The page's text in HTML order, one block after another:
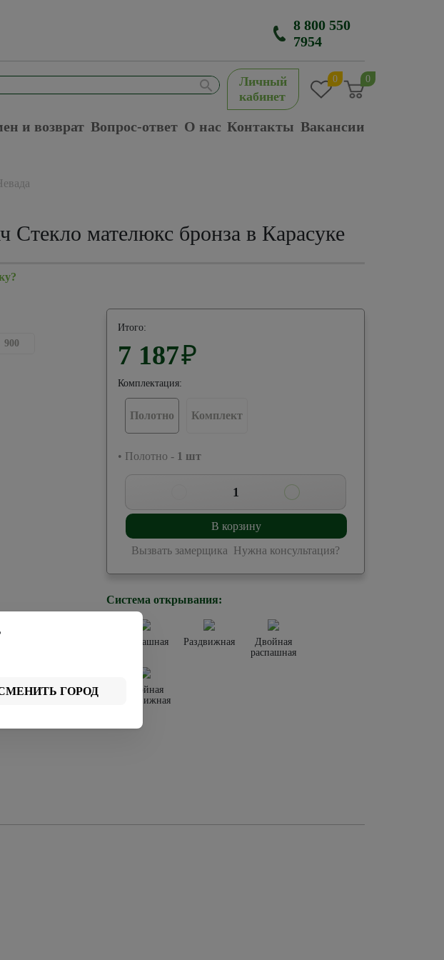
8 800 550
7954
Личный
кабинет
0 0
и возврат Вопрос-ответ О нас Контакты Вакансии
мателюкс бронза в Карасуке
900
Итого:
7 187₽
Комплектация:
Полотно Комплект
• Полотно - 1 шт
1
В корзину
Вызвать замерщика Нужна консультация?
Система открывания:
Распашная Раздвижная
Двойная
распашная
Двойная
раздвижная
ГОРОД